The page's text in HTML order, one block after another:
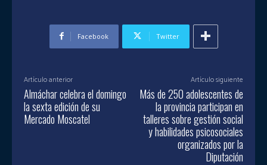
Facebook Twitter
Artículo anterior
Almáchar celebra el domingo
la sexta edición de su
Mercado Moscatel
Artículo siguiente
Más de 250 adolescentes de
la provincia participan en
talleres sobre gestión social
y habilidades psicosociales
organizados por la
Diputación